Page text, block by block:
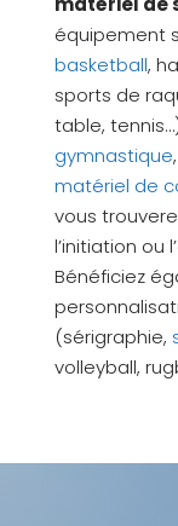
équipement
basketball,
sports de
table,
gymnastique,
matériel de
vous
l’initiation ou
Bénéficiez
(sérigraphie,
volleyball,